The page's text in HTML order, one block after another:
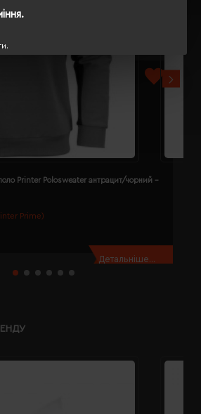
Prime)
Printer Polosweater антрацит/чорний -
Детальніше...